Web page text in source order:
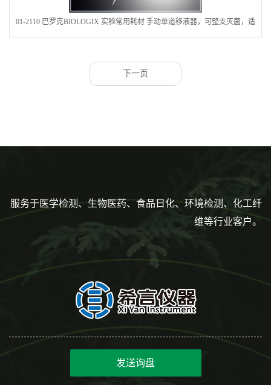
01-2110 巴罗克BIOLOGIX 实验常用耗材 手动单道移液器，可整支灭菌，适
用量程范围：100-1000微升
下一页
服务于医学检测、生物医药、食品日化、环境检测、化工纤
维等行业客户。
发送询盘